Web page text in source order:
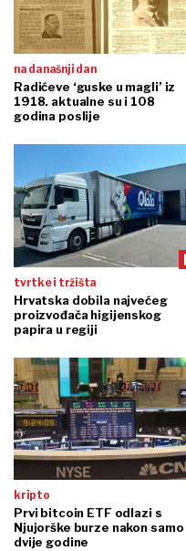
na današnji dan
Radićeve ‘guske u magli’ iz
1918. aktualne su i 108
godina poslije
tvrtke i tržišta
Hrvatska dobila najvećeg
proizvođača higijenskog
papira u regiji
kripto
Prvi bitcoin ETF odlazi s
Njujorške burze nakon samo
dvije godine